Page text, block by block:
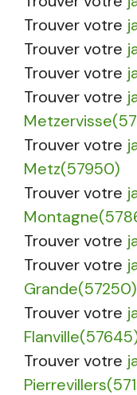
Trouver votre
Trouver votre
Trouver votre
Trouver votre
Trouver votre
Metz(57950)
Trouver votre
Trouver votre
Trouver votre
Grande(57250)
Trouver votre
Trouver votre